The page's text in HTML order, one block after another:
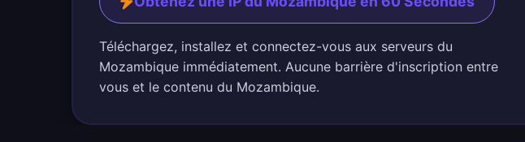
Téléchargez, installez et connectez-vous aux serveurs du
Mozambique immédiatement. Aucune barrière d'inscription entre
vous et le contenu du Mozambique.